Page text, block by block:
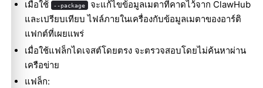
เมื่อใช้
--package
จะแก้ไขข้อมูลเมตาที่คาดไว้จาก ClawHub
และเปรียบเทียบ ไฟล์ภายในเครื่องกับข้อมูลเมตาของอาร์ติ
แฟกต์ที่เผยแพร่
เมื่อใช้แฟล็กไดเจสต์โดยตรง จะตรวจสอบโดยไม่ค้นหาผ่าน
เครือข่าย
แฟล็ก: